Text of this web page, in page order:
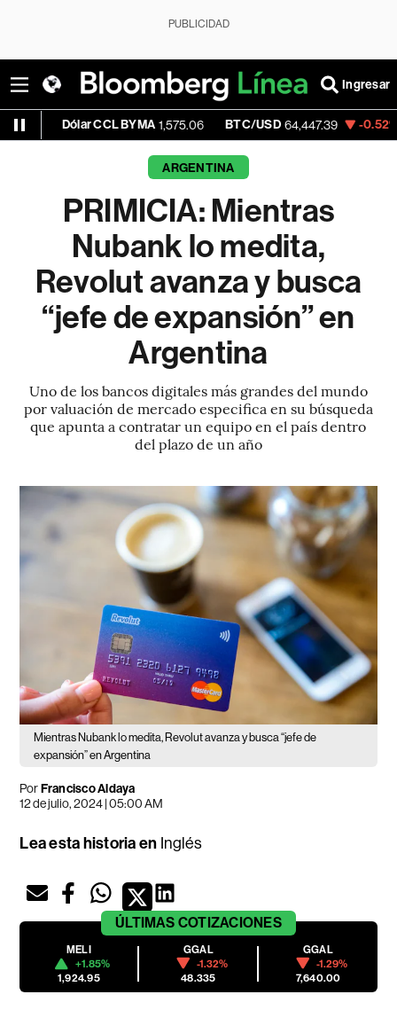
PUBLICIDAD
Ingresar
CCL BYMA 1,575.06 BTC/USD 64,447.39 -0.52% ETH/
ARGENTINA
PRIMICIA: Mientras
Nubank lo medita,
Revolut avanza y busca
“jefe de expansión” en
Argentina
Uno de los bancos digitales más grandes del mundo
por valuación de mercado especifica en su búsqueda
que apunta a contratar un equipo en el país dentro
del plazo de un año
Mientras Nubank lo medita, Revolut avanza y busca “jefe de
expansión” en Argentina
PorFrancisco Aldaya
12 de julio, 2024 | 05:00 AM
Lea esta historia en Inglés
ÚLTIMAS COTIZACIONES
MELI
+1.85%
1,924.95
GGAL
-1.32%
48.335
GGAL
-1.29%
7,640.00